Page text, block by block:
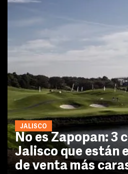
JALISCO
No es Zapopan: 3
Jalisco que están
de venta más